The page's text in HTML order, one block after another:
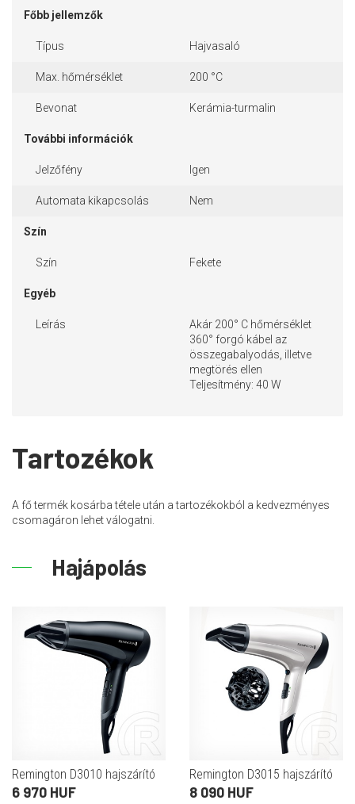
Főbb jellemzők
Típus Hajvasaló
Max. hőmérséklet 200 °C
Bevonat Kerámia-turmalin
További információk
Jelzőfény Igen
Automata kikapcsolás Nem
Szín
Szín Fekete
Egyéb
Leírás
Akár 200° C hőmérséklet
360° forgó kábel az
összegabalyodás, illetve
megtörés ellen
Teljesítmény: 40 W
Tartozékok
A fő termék kosárba tétele után a tartozékokból a kedvezményes
csomagáron lehet válogatni.
Hajápolás
Remington D3010 hajszárító
6 970 HUF
Remington D3015 hajszárító
8 090 HUF